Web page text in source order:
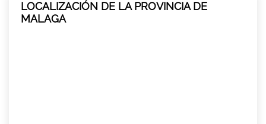
LOCALIZACIÓN DE LA PROVINCIA DE
MALAGA